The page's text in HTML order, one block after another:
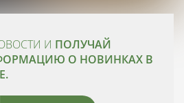
И ПОЛУЧАЙ
О НОВИНКАХ В